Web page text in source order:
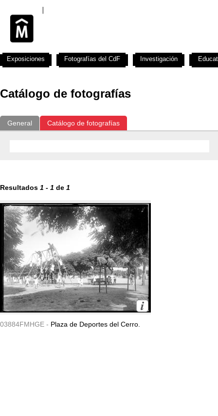
Catálogo de fotografías
General Catálogo de fotografías
Resultados 1 - 1 de 1
03884FMHGE - Plaza de Deportes del Cerro.
Exposiciones Fotografías del CdF Investigación